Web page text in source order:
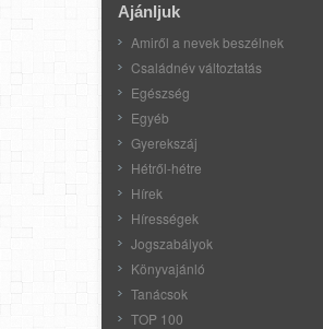
Ajánljuk
Amiről a nevek beszélnek
Családnév változtatás
Egészség
Egyéb
Gyerekszáj
Hétről-hétre
Hírek
Hírességek
Jogszabályok
Könyvajánló
Tanácsok
TOP 100